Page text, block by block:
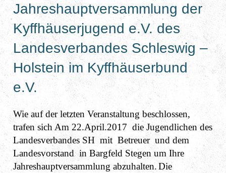
Jahreshauptversammlung der
Kyffhäuserjugend e.V. des
Landesverbandes Schleswig –
Holstein im Kyffhäuserbund
e.V.
Wie auf der letzten Veranstaltung beschlossen,
trafen sich Am 22.April.2017 die Jugendlichen des
Landesverbandes SH mit Betreuer und dem
Landesvorstand in Bargfeld Stegen um Ihre
Jahreshauptversammlung abzuhalten.Die